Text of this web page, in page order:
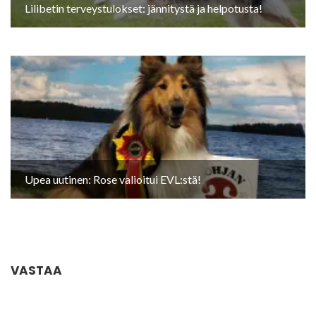
Lilibetin terveystulokset: jännitystä ja helpotusta!
Upea uutinen: Rose valioitui EVL:stä!
VASTAA